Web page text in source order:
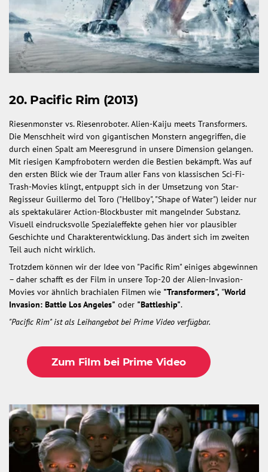
20. Pacific Rim (2013)
Riesenmonster vs. Riesenroboter. Alien-Kaiju meets Transformers.
Die Menschheit wird von gigantischen Monstern angegriffen, die
durch einen Spalt am Meeresgrund in unsere Dimension gelangen.
Mit riesigen Kampfrobotern werden die Bestien bekämpft. Was auf
den ersten Blick wie der Traum aller Fans von klassischen Sci-Fi-
Trash-Movies klingt, entpuppt sich in der Umsetzung von Star-
Regisseur Guillermo del Toro ("Hellboy", "Shape of Water") leider nur
als spektakulärer Action-Blockbuster mit mangelnder Substanz.
Visuell eindrucksvolle Spezialeffekte gehen hier vor plausibler
Geschichte und Charakterentwicklung. Das ändert sich im zweiten
Teil auch nicht wirklich.
Trotzdem können wir der Idee von "Pacific Rim" einiges abgewinnen
– daher schafft es der Film in unsere Top-20 der Alien-Invasion-
Movies vor ähnlich brachialen Filmen wie "Transformers", "World
Invasion: Battle Los Angeles" oder "Battleship".
"Pacific Rim" ist als Leihangebot bei Prime Video verfügbar.
Zum Film bei Prime Video